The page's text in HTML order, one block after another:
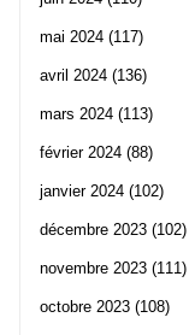
mai 2024 (117)
avril 2024 (136)
mars 2024 (113)
février 2024 (88)
janvier 2024 (102)
décembre 2023 (102)
novembre 2023 (111)
octobre 2023 (108)